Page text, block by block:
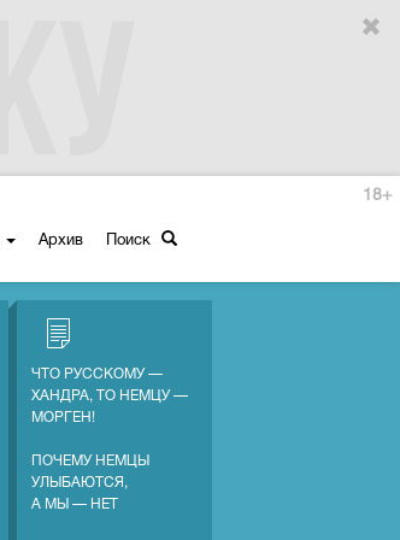
Архив Поиск
18+
ЧТО РУССКОМУ —
ХАНДРА, ТО НЕМЦУ —
МОРГЕН!
ПОЧЕМУ НЕМЦЫ
УЛЫБАЮТСЯ,
А МЫ — НЕТ